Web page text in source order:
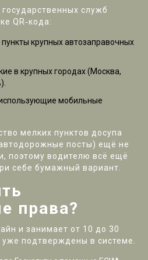
служб
QR‑кода:
крупных автозаправочных
в крупных городах (Москва,
мобильные
мелких пунктов досупа
посты) ещё не
поэтому водителю всё ещё
себе бумажный вариант.
права?
и занимает от 10 до 30
подтверждены в системе.